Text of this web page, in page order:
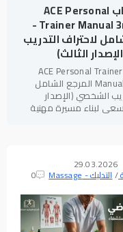
تحميل كتاب ACE Personal
Trainer Manual 3rd Edition -
لاحتراف التدريب
الثالث)
تحميل كتاب ACE Personal Trainer
Manual 3rd Edition المرجع الشامل
الشخصي (الإصدار
لبناء مسيرة مهنية
29.03.2026
/التدليك - Massage 0